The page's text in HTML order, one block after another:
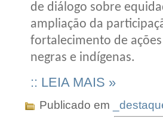
de diálogo sobre
ampliação da
fortalecimento de
negras e indígenas.
:: LEIA MAIS »
Publicado em